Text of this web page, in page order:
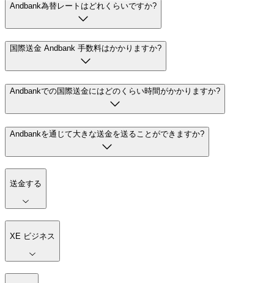
Andbank為替レートはどれくらいですか?
国際送金 Andbank 手数料はかかりますか?
Andbankでの国際送金にはどのくらい時間がかかりますか?
Andbankを通じて大きな送金を送ることができますか?
送金する
XE ビジネス